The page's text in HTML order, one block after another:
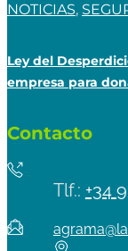
NOTICIAS,
Ley del
empresa para
Contacto
Tlf.: +34